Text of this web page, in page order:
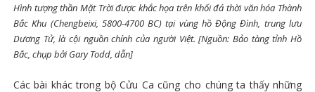
Hình tượng thần Mặt Trời được khắc họa trên khối đá thời văn hóa Thành
Bắc Khu (Chengbeixi, 5800-4700 BC) tại vùng hồ Động Đình, trung lưu
Dương Tử, là cội nguồn chính của người Việt. [Nguồn: Bảo tàng tỉnh Hồ
Bắc, chụp bởi Gary Todd, dẫn]
Các bài khác trong bộ Cửu Ca cũng cho chúng ta thấy những